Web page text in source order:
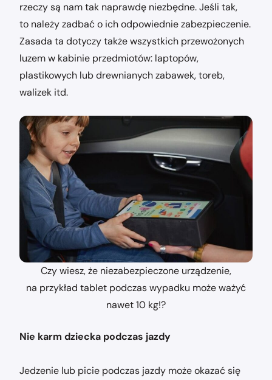
rzeczy są nam tak naprawdę niezbędne. Jeśli tak,
to należy zadbać o ich odpowiednie zabezpieczenie.
Zasada ta dotyczy także wszystkich przewożonych
luzem w kabinie przedmiotów: laptopów,
plastikowych lub drewnianych zabawek, toreb,
walizek itd.
Czy wiesz, że niezabezpieczone urządzenie,
na przykład tablet podczas wypadku może ważyć
nawet 10 kg!?
Nie karm dziecka podczas jazdy
Jedzenie lub picie podczas jazdy może okazać się